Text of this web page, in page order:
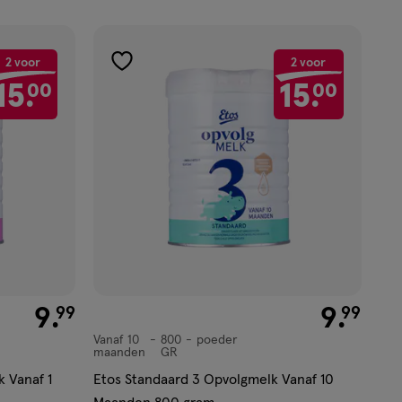
2 voor
00
€ 9.99
9.99
Vanaf 1
2 voor
15.00
toevoegen
€ 9.99
9.99
Vanaf
maanden,
Vanaf 10
maanden
800
GR
poeder
Etos Standaard 3 Opvolgmelk Vanaf 10